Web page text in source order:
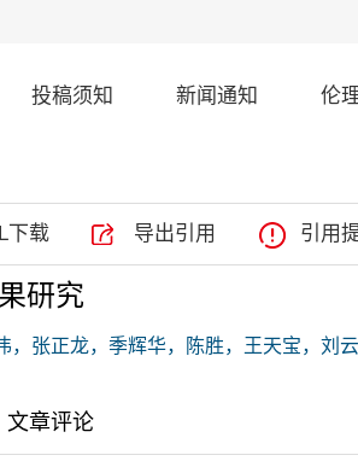
投稿须知 新闻通知 伦
下载 导出引用 引用
研究
，张正龙，季辉华，陈胜，王天宝，刘云
文章评论